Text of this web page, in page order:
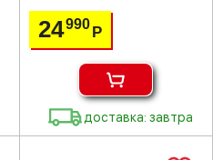
24990 Р
доставка: завтра